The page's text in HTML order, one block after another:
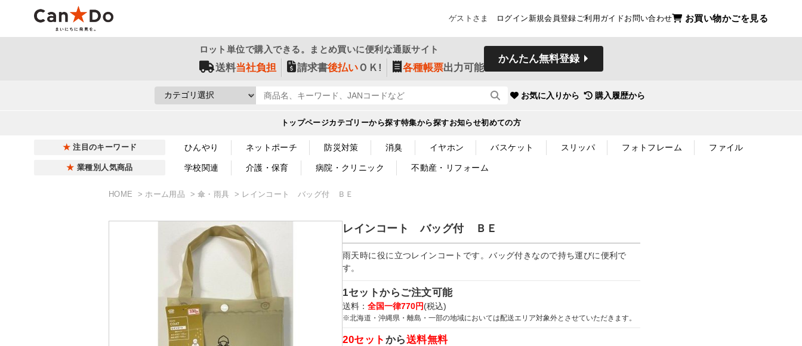
ゲストさま ログイン 新規会員登録ご利用ガイドお問い合わせ お買い物かごを見る
ロット単位で購入できる。まとめ買いに便利な通販サイト
送料当社負担 請求書後払いＯＫ! 各種帳票出力可能
かんたん無料登録
お気に入りから 購入履歴から
トップページカテゴリーから探す特集から探すお知らせ初めての方
注目のキーワード ひんやり ネットポーチ 防災対策 消臭 イヤホン バスケット スリッパ フォトフレーム ファイル
業種別人気商品 学校関連 介護・保育 病院・クリニック 不動産・リフォーム
HOME ホーム用品 傘・雨具 レインコート バッグ付 ＢＥ
レインコート バッグ付 ＢＥ
雨天時に役に立つレインコートです。バッグ付きなので持ち運びに便利で
す。
1セットからご注文可能
送料： 全国一律770円(税込)
※北海道・沖縄県・離島・一部の地域においては配送エリア対象外とさせていただきます。
20セット から送料無料